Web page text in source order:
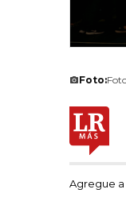
Foto:
Agregue a